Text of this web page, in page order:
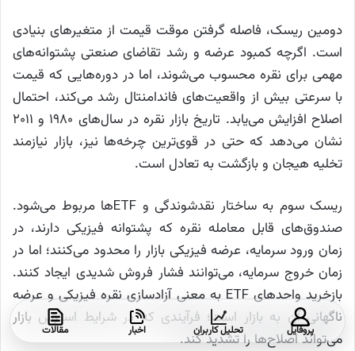
دومین ریسک، فاصله گرفتن موقت قیمت از متغیرهای بنیادی
است. اگرچه کمبود عرضه و رشد تقاضای صنعتی پشتوانه‌های
مهمی برای نقره محسوب می‌شوند، اما در دوره‌هایی که قیمت
با سرعتی بیش از واقعیت‌های فاندامنتال رشد می‌کند، احتمال
اصلاح افزایش می‌یابد. تاریخ بازار نقره در سال‌های ۱۹۸۰ و ۲۰۱۱
نشان می‌دهد که حتی در قوی‌ترین چرخه‌ها نیز، بازار نیازمند
تخلیه هیجان و بازگشت به تعادل است.
ریسک سوم به ساختار نقدشوندگی و ETFها مربوط می‌شود.
صندوق‌های قابل معامله نقره که پشتوانه فیزیکی دارند، در
زمان ورود سرمایه، عرضه فیزیکی بازار را محدود می‌کنند؛ اما در
زمان خروج سرمایه، می‌توانند فشار فروش شدیدی ایجاد کنند.
بازخرید واحدهای ETF به معنی آزادسازی نقره فیزیکی و عرضه
ناگهانی آن به بازار است؛ فرآیندی که در شرایط استرس بازار
می‌تواند اصلاح‌ها را تشدید کند.
پروفایل تحلیل کاربران اخبار مقالات